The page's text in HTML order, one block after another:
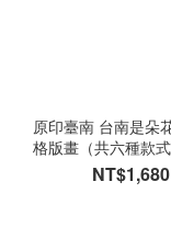
原印臺南 台南是朵
格版畫（共六種款式
NT$1,680